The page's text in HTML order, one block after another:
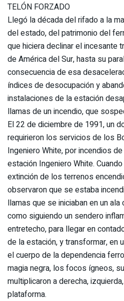
TELÓN FORZADO
Llegó la década del rifado a la
del estado, del patrimonio del
que hiciera declinar el incesante
de América del Sur, hasta su
consecuencia de esa
índices de desocupación y
instalaciones de la estación
llamas de un incendio, que
El 22 de diciembre de 1991, un
requirieron los servicios de los
Ingeniero White, por incendios
estación Ingeniero White.
extinción de los terrenos
observaron que se estaba
llamas que se iniciaban en un
como siguiendo un sendero
entretecho, para llegar en
de la estación, y transformar, en
el cuerpo de la dependencia
magia negra, los focos ígneos,
multiplicaron a derecha,
plataforma.